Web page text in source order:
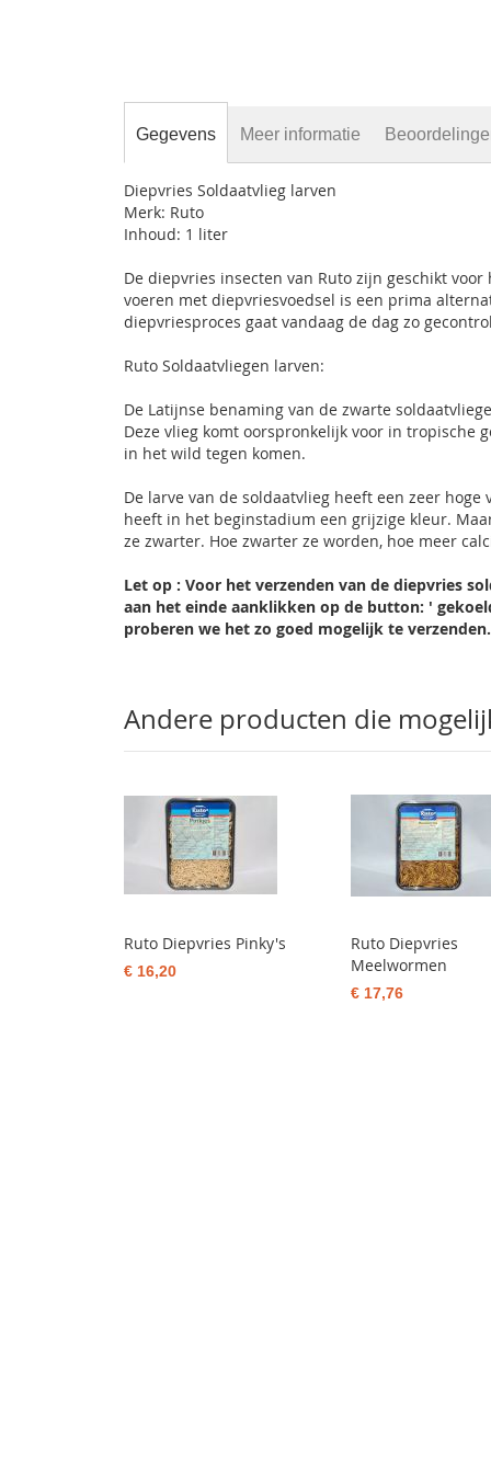
Gegevens
Diepvries Soldaatvlieg larven
Merk: Ruto
Inhoud: 1 liter
De diepvries insecten van Ruto zijn geschikt
voeren met diepvriesvoedsel is een prima
diepvriesproces gaat vandaag de dag zo
Ruto Soldaatvliegen larven:
De Latijnse benaming van de zwarte
Deze vlieg komt oorspronkelijk voor in tropische
in het wild tegen komen.
De larve van de soldaatvlieg heeft een zeer
heeft in het beginstadium een grijzige kleur.
ze zwarter. Hoe zwarter ze worden, hoe meer
Let op : Voor het verzenden van de diepvries
aan het einde aanklikken op de button: '
proberen we het zo goed mogelijk te verzenden.
Meer informatie
Andere producten die
Ruto Diepvries Pinky's
€ 16,20
Ruto Diepvries
Meelwormen
€ 17,76